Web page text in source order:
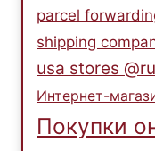
parcel
shipping
usa stores @ru
Интернет-
Покупки